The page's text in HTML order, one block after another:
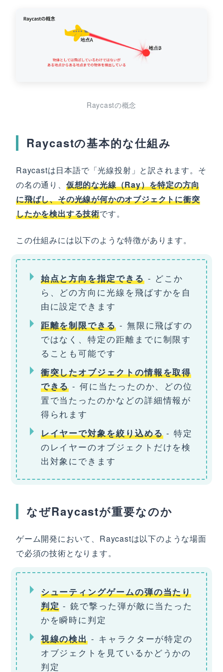
Raycastの概念
Raycastの基本的な仕組み
Raycastは日本語で「光線投射」と訳されます。そ
の名の通り、 仮想的な光線（Ray）を特定の方向
に飛ばし、その光線が何かのオブジェクトに衝突
したかを検出する技術です。
この仕組みには以下のような特徴があります。
始点と方向を指定できる- どこか
ら、どの方向に光線を飛ばすかを自
由に設定できます
距離を制限できる- 無限に飛ばすの
ではなく、特定の距離までに制限す
ることも可能です
衝突したオブジェクトの情報を取得
できる - 何に当たったのか、どの位
置で当たったのかなどの詳細情報が
得られます
レイヤーで対象を絞り込める- 特定
のレイヤーのオブジェクトだけを検
出対象にできます
なぜRaycastが重要なのか
ゲーム開発において、Raycastは以下のような場面
で必須の技術となります。
シューティングゲームの弾の当たり
判定 - 銃で撃った弾が敵に当たった
かを瞬時に判定
視線の検出 - キャラクターが特定の
オブジェクトを見ているかどうかの
判定